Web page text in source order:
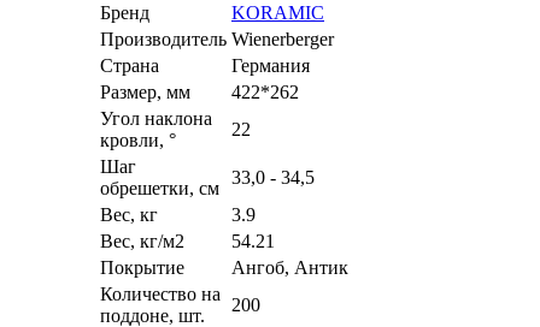
Бренд
KORAMIC
Производитель Wienerberger
Страна
Германия
Размер, мм
422*262
Угол наклона
кровли, °
22
Шаг
обрешетки, см
33,0 - 34,5
Вес, кг
3.9
Вес, кг/м2
54.21
Покрытие
Ангоб, Антик
Количество на
поддоне, шт.
200